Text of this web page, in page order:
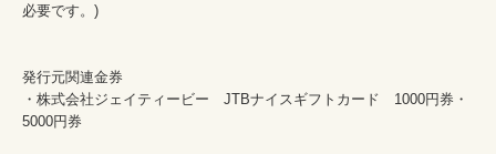
必要です。)
発行元関連金券
・株式会社ジェイティービー　JTBナイスギフトカード　1000円券・
5000円券